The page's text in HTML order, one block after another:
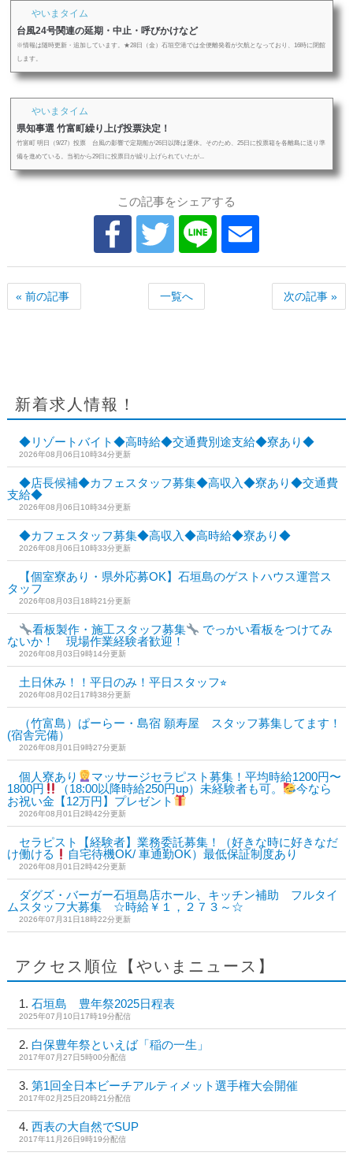
やいまタイム
台風24号関連の延期・中止・呼びかけなど
※情報は随時更新・追加しています。★28日（金）石垣空港では全便離発着が欠航となっており、16時に閉館
します。
やいまタイム
県知事選 竹富町繰り上げ投票決定！
竹富町 明日（9/27）投票 台風の影響で定期船が26日以降は運休。そのため、25日に投票箱を各離島に送り準
備を進めている。当初から29日に投票日が繰り上げられていたが...
この記事をシェアする
« 前の記事 一覧へ 次の記事 »
新着求人情報！
◆リゾートバイト◆高時給◆交通費別途支給◆寮あり◆
2026年08月06日10時34分更新
◆店長候補◆カフェスタッフ募集◆高収入◆寮あり◆交通費
支給◆
2026年08月06日10時34分更新
◆カフェスタッフ募集◆高収入◆高時給◆寮あり◆
2026年08月06日10時33分更新
【個室寮あり・県外応募OK】石垣島のゲストハウス運営ス
タッフ
2026年08月03日18時21分更新
看板製作・施工スタッフ募集
でっかい看板をつけてみ
ないか！ 現場作業経験者歓迎！
2026年08月03日9時14分更新
土日休み！！平日のみ！平日スタッフ⭐︎
2026年08月02日17時38分更新
（竹富島）ぱーらー・島宿 願寿屋 スタッフ募集してます！
(宿舎完備）
2026年08月01日9時27分更新
個人寮あり
マッサージセラピスト募集！平均時給1200円〜
1800円
（18:00以降時給250円up）未経験者も可。
今なら
お祝い金【12万円】プレゼント
2026年08月01日2時42分更新
セラピスト【経験者】業務委託募集！（好きな時に好きなだ
け働ける
自宅待機OK/ 車通勤OK）最低保証制度あり
2026年08月01日2時42分更新
ダグズ・バーガー石垣島店ホール、キッチン補助 フルタイ
ムスタッフ大募集 ☆時給￥１，２７３～☆
2026年07月31日18時22分更新
アクセス順位【やいまニュース】
石垣島 豊年祭2025日程表
2025年07月10日17時19分配信
白保豊年祭といえば「稲の一生」
2017年07月27日5時00分配信
第1回全日本ビーチアルティメット選手権大会開催
2017年02月25日20時21分配信
西表の大自然でSUP
2017年11月26日9時19分配信